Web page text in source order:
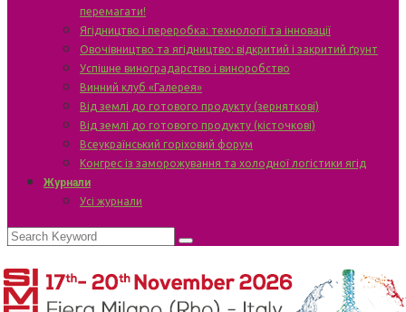
перемагати!
Ягідництво і переробка: технології та інновації
Овочівництво та ягідництво: відкритий і закритий ґрунт
Успішне виноградарство і виноробство
Винний клуб «Галерея»
Від землі до готового продукту (зерняткові)
Від землі до готового продукту (кісточкові)
Всеукраїнський горіховий форум
Конгрес із заморожування та холодної логістики ягід
Журнали
Усі журнали